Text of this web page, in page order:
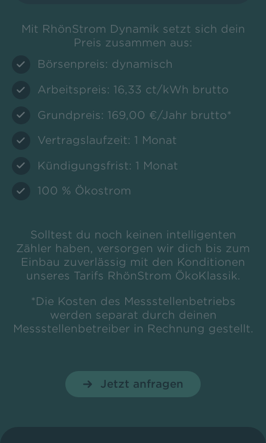
Mit RhönStrom Dynamik setzt sich dein
Preis zusammen aus:
Börsenpreis: dynamisch
Arbeitspreis: 16,33 ct/kWh brutto
Grundpreis: 169,00 €/Jahr brutto*
Vertragslaufzeit: 1 Monat
Kündigungsfrist: 1 Monat
100 % Ökostrom
Solltest du noch keinen intelligenten
Zähler haben, versorgen wir dich bis zum
Einbau zuverlässig mit den Konditionen
unseres Tarifs RhönStrom ÖkoKlassik.
*Die Kosten des Messstellenbetriebs
werden separat durch deinen
Messstellenbetreiber in Rechnung gestellt.
Jetzt anfragen